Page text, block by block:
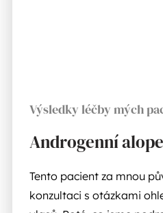
Výsledky léčby mých
Androgenní
Tento pacient za mnou
konzultaci s otázkami